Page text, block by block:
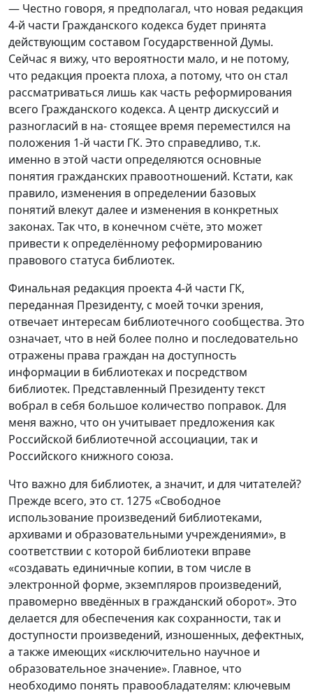
— Честно говоря, я предполагал, что новая редакция
4-й части Гражданского кодекса будет принята
действующим составом Государственной Думы.
Сейчас я вижу, что вероятности мало, и не потому,
что редакция проекта плоха, а потому, что он стал
рассматриваться лишь как часть реформирования
всего Гражданского кодекса. А центр дискуссий и
разногласий в на- стоящее время переместился на
положения 1-й части ГК. Это справедливо, т.к.
именно в этой части определяются основные
понятия гражданских правоотношений. Кстати, как
правило, изменения в определении базовых
понятий влекут далее и изменения в конкретных
законах. Так что, в конечном счёте, это может
привести к определённому реформированию
правового статуса библиотек.
Финальная редакция проекта 4-й части ГК,
переданная Президенту, с моей точки зрения,
отвечает интересам библиотечного сообщества. Это
означает, что в ней более полно и последовательно
отражены права граждан на доступность
информации в библиотеках и посредством
библиотек. Представленный Президенту текст
вобрал в себя большое количество поправок. Для
меня важно, что он учитывает предложения как
Российской библиотечной ассоциации, так и
Российского книжного союза.
Что важно для библиотек, а значит, и для читателей?
Прежде всего, это ст. 1275 «Свободное
использование произведений библиотеками,
архивами и образовательными учреждениями», в
соответствии с которой библиотеки вправе
«создавать единичные копии, в том числе в
электронной форме, экземпляров произведений,
правомерно введённых в гражданский оборот». Это
делается для обеспечения как сохранности, так и
доступности произведений, изношенных, дефектных,
а также имеющих «исключительно научное и
образовательное значение». Главное, что
необходимо понять правообладателям: ключевым